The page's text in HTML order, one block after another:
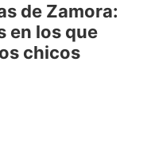
de Zamora:
en los que
chicos